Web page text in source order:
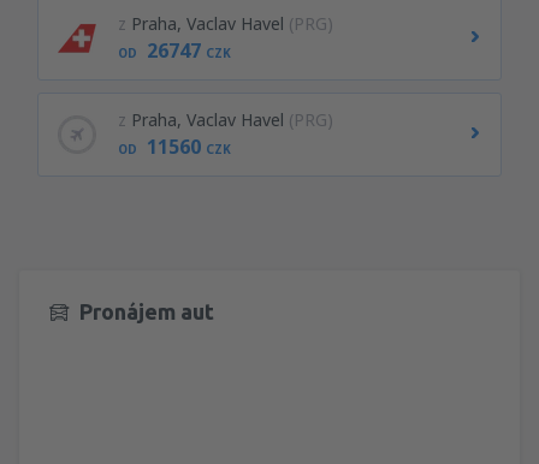
z Praha, Vaclav Havel (PRG)
OD 26747 CZK
z Praha, Vaclav Havel (PRG)
OD 11560 CZK
Pronájem aut